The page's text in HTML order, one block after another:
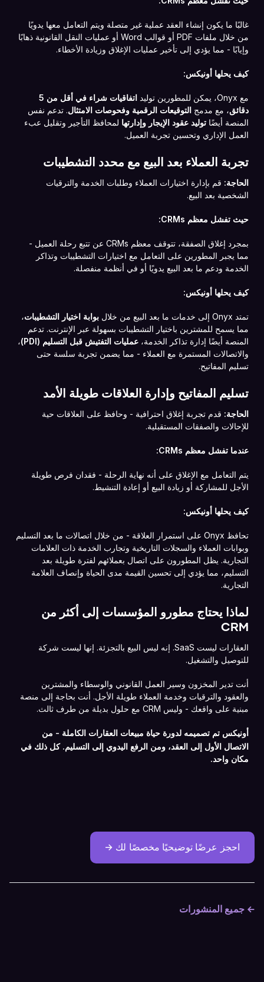
غالبًا ما يكون إنشاء العقد عملية غير متصلة ويتم التعامل معها يدويًا
من خلال ملفات PDF أو قوالب Word أو عمليات النقل القانونية ذهابًا
وإيابًا - مما يؤدي إلى تأخير عمليات الإغلاق وزيادة الأخطاء.
كيف يحلها أونيكس:
مع Onyx، يمكن للمطورين توليد
اتفاقيات شراء في أقل من 5
دقائق، مع مدمج التوقيعات الرقمية وفحوصات الامتثال. تدعم نفس
المنصة أيضًا توليد عقود الإيجار وإدارتها لمحافظ التأجير وتقليل عبء
العمل الإداري وتحسين تجربة العميل.
تجربة العملاء بعد البيع مع محدد التشطيبات
الحاجة: قم بإدارة اختيارات العملاء وطلبات الخدمة والترقيات
الشخصية بعد البيع.
حيث تفشل معظم CRMs:
بمجرد إغلاق الصفقة، تتوقف معظم CRMs عن تتبع رحلة العميل -
مما يجبر المطورين على التعامل مع اختيارات التشطيبات وتذاكر
الخدمة ودعم ما بعد البيع يدويًا أو في أنظمة منفصلة.
كيف يحلها أونيكس:
تمتد Onyx إلى خدمات ما بعد البيع من خلال بوابة اختيار التشطيبات،
مما يسمح للمشترين باختيار التشطيبات بسهولة عبر الإنترنت. تدعم
المنصة أيضًا إدارة تذاكر الخدمة، عمليات التفتيش قبل التسليم (PDI)
،
والاتصالات المستمرة مع العملاء - مما يضمن تجربة سلسة حتى
تسليم المفاتيح.
تسليم المفاتيح وإدارة العلاقات طويلة الأمد
الحاجة: قدم تجربة إغلاق احترافية - وحافظ على العلاقات حية
للإحالات والصفقات المستقبلية.
عندما تفشل معظم CRMs:
يتم التعامل مع الإغلاق على أنه نهاية الرحلة - فقدان فرص طويلة
الأجل للمشاركة أو زيادة البيع أو إعادة التنشيط.
كيف يحلها أونيكس:
تحافظ Onyx على استمرار العلاقة - من خلال اتصالات ما بعد التسليم
وبوابات العملاء والسجلات التاريخية وتجارب الخدمة ذات العلامات
التجارية. يظل المطورون على اتصال بعملائهم لفترة طويلة بعد
التسليم، مما يؤدي إلى تحسين القيمة مدى الحياة وإنصاف العلامة
التجارية.
لماذا يحتاج مطورو المؤسسات إلى أكثر من
CRM
العقارات ليست SaaS. إنه ليس البيع بالتجزئة. إنها ليست شركة
للتوصيل والتشغيل.
أنت تدير المخزون وسير العمل القانوني والوسطاء والمشترين
والعقود والترقيات وخدمة العملاء طويلة الأجل. أنت بحاجة إلى منصة
مبنية على واقعك - وليس CRM مع حلول بديلة من طرف ثالث.
أونيكس تم تصميمه لدورة حياة مبيعات العقارات الكاملة - من
الاتصال الأول إلى العقد، ومن الرفع اليدوي إلى التسليم. كل ذلك في
مكان واحد.
احجز عرضًا توضيحيًا مخصصًا لك →
← جميع المنشورات